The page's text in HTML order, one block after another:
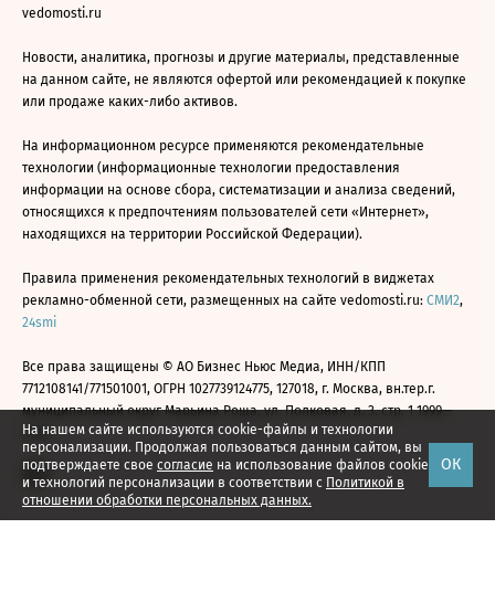
На нашем сайте используются cookie-файлы и технологии
персонализации. Продолжая пользоваться данным сайтом, вы
подтверждаете свое согласие на использование файлов cookie
и технологий персонализации в соответствии с Политикой в
отношении обработки персональных данных.
ОК
vedomosti.ru
Новости, аналитика, прогнозы и другие материалы, представленные
на данном сайте, не являются офертой или рекомендацией к покупке
или продаже каких-либо активов.
На информационном ресурсе применяются рекомендательные
технологии (информационные технологии предоставления
информации на основе сбора, систематизации и анализа сведений,
относящихся к предпочтениям пользователей сети «Интернет»,
находящихся на территории Российской Федерации).
Правила применения рекомендательных технологий в виджетах
рекламно-обменной сети, размещенных на сайте vedomosti.ru: СМИ2,
24smi
Все права защищены © АО Бизнес Ньюс Медиа, ИНН/КПП
7712108141/771501001, ОГРН 1027739124775, 127018, г. Москва, вн.тер.г.
муниципальный округ Марьина Роща, ул. Полковая, д. 3, стр. 1 1999—
2026